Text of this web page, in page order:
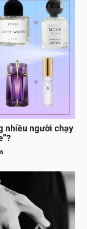
nhiều người chạy